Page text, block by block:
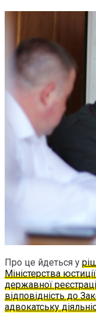
Про це йдеться у
Міністерства
державної
відповідність до
адвокатську